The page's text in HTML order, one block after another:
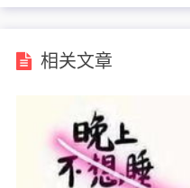
相关文章